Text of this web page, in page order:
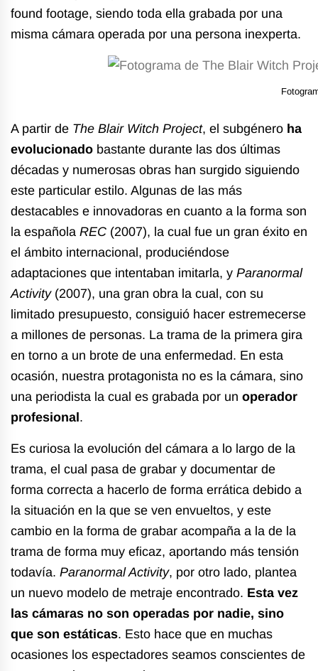
found footage, siendo toda ella grabada por una
misma cámara operada por una persona inexperta.
A partir de The Blair Witch Project, el subgénero ha
evolucionado bastante durante las dos últimas
décadas y numerosas obras han surgido siguiendo
este particular estilo. Algunas de las más
destacables e innovadoras en cuanto a la forma son
la española REC (2007), la cual fue un gran éxito en
el ámbito internacional, produciéndose
adaptaciones que intentaban imitarla, y Paranormal
Activity(2007), una gran obra la cual, con su
limitado presupuesto, consiguió hacer estremecerse
a millones de personas. La trama de la primera gira
en torno a un brote de una enfermedad. En esta
ocasión, nuestra protagonista no es la cámara, sino
una periodista la cual es grabada por un operador
profesional .
Es curiosa la evolución del cámara a lo largo de la
trama, el cual pasa de grabar y documentar de
forma correcta a hacerlo de forma errática debido a
la situación en la que se ven envueltos, y este
cambio en la forma de grabar acompaña a la de la
trama de forma muy eficaz, aportando más tensión
todavía. Paranormal Activity, por otro lado, plantea
un nuevo modelo de metraje encontrado. Esta vez
las cámaras no son operadas por nadie, sino
que son estáticas. Esto hace que en muchas
ocasiones los espectadores seamos conscientes de